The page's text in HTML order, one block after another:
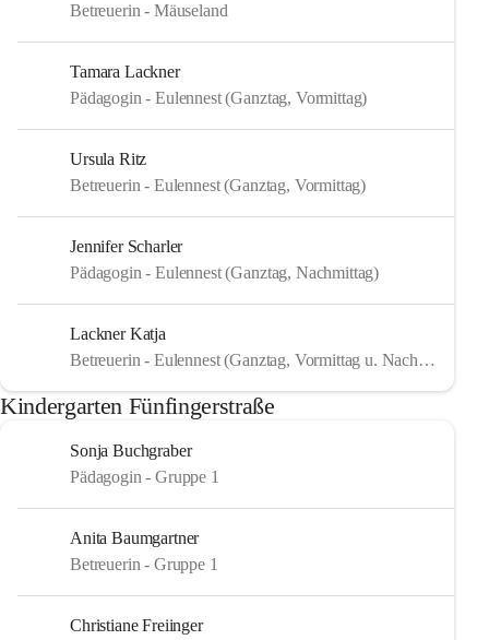
Betreuerin - Mäuseland
Tamara Lackner
Pädagogin - Eulennest (Ganztag, Vormittag)
Ursula Ritz
Betreuerin - Eulennest (Ganztag, Vormittag)
Jennifer Scharler
Pädagogin - Eulennest (Ganztag, Nachmittag)
Lackner Katja
Betreuerin - Eulennest (Ganztag, Vormittag u. Nachmittag)
Kindergarten Fünfingerstraße
Sonja Buchgraber
Pädagogin - Gruppe 1
Anita Baumgartner
Betreuerin - Gruppe 1
Christiane Freiinger